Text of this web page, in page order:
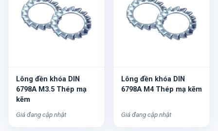
Lông đền khóa DIN
6798A M3.5 Thép mạ
kẽm
Giá đang cập nhật
Lông đền khóa DIN
6798A M4 Thép mạ kẽm
Giá đang cập nhật